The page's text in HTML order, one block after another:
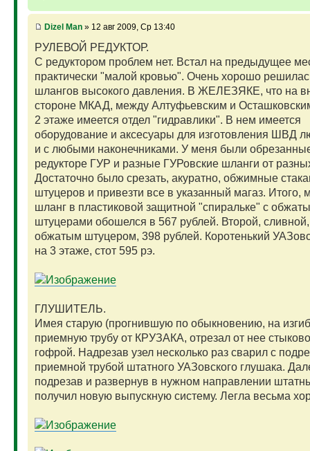
Dizel Man» 12 авг 2009, Ср 13:40
РУЛЕВОЙ РЕДУКТОР.
С редуктором проблем нет. Встал на предыдущее
практически "малой кровью". Очень хорошо
шлангов высокого давления. В ЖЕЛЕЗЯКЕ, что на
стороне МКАД, между Алтуфьевским и
2 этаже имеется отдел "гидравлики". В нем имеется
оборудование и аксесуары для изготовления ШВД
и с любыми наконечниками. У меня были
редукторе ГУР и разные ГУРовские шланги от
Достаточно было срезать, акуратно, обжимные
штуцеров и привезти все в указанный магаз. Итого,
шланг в пластиковой защитной "спиральке" с
штуцерами обошелся в 567 рублей. Второй,
обжатым штуцером, 398 рублей. Коротенький
на 3 этаже, стот 595 рэ.
ГЛУШИТЕЛЬ.
Имея старую (прогнившую по обыкновению, на
приемную трубу от КРУЗАКА, отрезал от нее
гофрой. Надрезав узел несколько раз сварил с
приемной трубой штатного УАЗовского глушака.
подрезав и развернув в нужном направлении
получил новую выпускную систему. Легла весьма